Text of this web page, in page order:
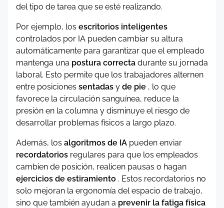
del tipo de tarea que se esté realizando.
Por ejemplo, los escritorios inteligentes
controlados por IA pueden cambiar su altura
automáticamente para garantizar que el empleado
mantenga una postura correcta durante su jornada
laboral. Esto permite que los trabajadores alternen
entre posiciones sentadas y de pie , lo que
favorece la circulación sanguínea, reduce la
presión en la columna y disminuye el riesgo de
desarrollar problemas físicos a largo plazo.
Además, los algoritmos de IA pueden enviar
recordatorios regulares para que los empleados
cambien de posición, realicen pausas o hagan
ejercicios de estiramiento . Estos recordatorios no
solo mejoran la ergonomía del espacio de trabajo,
sino que también ayudan a prevenir la fatiga física